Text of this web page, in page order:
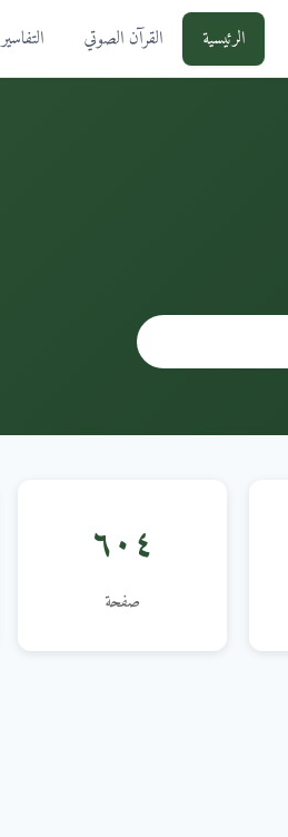
الرئيسية القرآن الصوتي التفاسير
٦٠٤
صفحة